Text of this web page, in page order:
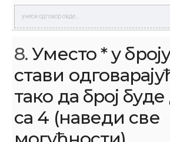
8.Уместо * у
стави
тако да број
са 4 (наведи све